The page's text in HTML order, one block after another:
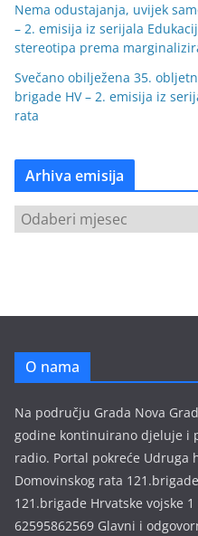
Nema odustajanja, uvijek
– 2. emisija iz serijala
stereotipa prema
Svečano obilježena 35.
brigade HV – 2. emisija iz
rata
Arhiva emisija
r
e
s
i
j
a
O nama
Na području Grada Nova
godine kontinuirano djeluje i
radio. Portal pokreće Udruga
Domovinskog rata
121.brigade Hrvatske vojske
62595862569 Glavni i